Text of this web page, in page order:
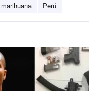
marihuana Perú